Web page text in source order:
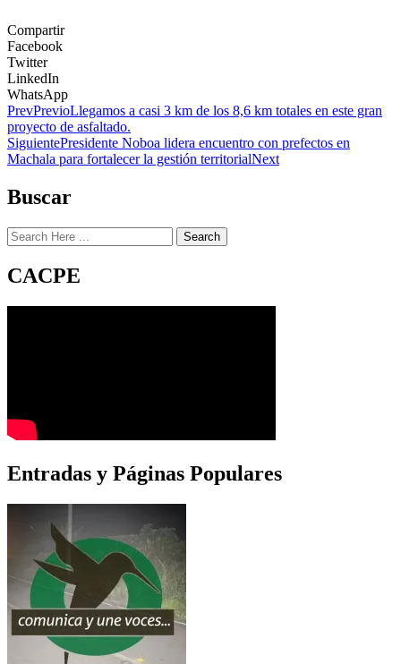
Compartir
Facebook
Twitter
LinkedIn
WhatsApp
PrevPrevioLlegamos a casi 3 km de los 8,6 km totales en este gran
proyecto de asfaltado.
SiguientePresidente Noboa lidera encuentro con prefectos en
Machala para fortalecer la gestión territorialNext
Buscar
Search
CACPE
Entradas y Páginas Populares